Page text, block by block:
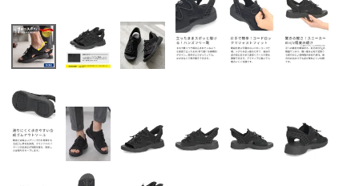
Parade
SKECHERS
moz
new balance
ブーツ
ウェア
Parade
SKECHERS
Parade
SKECHERS
new balance
asics
ハンドバッグ
ビジネスバッグ
トートバッグ
ショルダーバッグ
ケア用品
雑貨
店舗一覧
会員サービス
お問い合わせ